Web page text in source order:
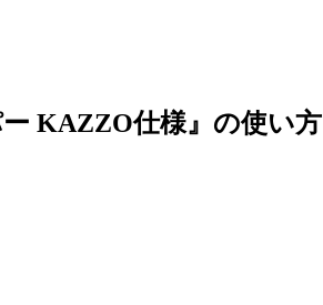
KAZZO仕様』の使い方